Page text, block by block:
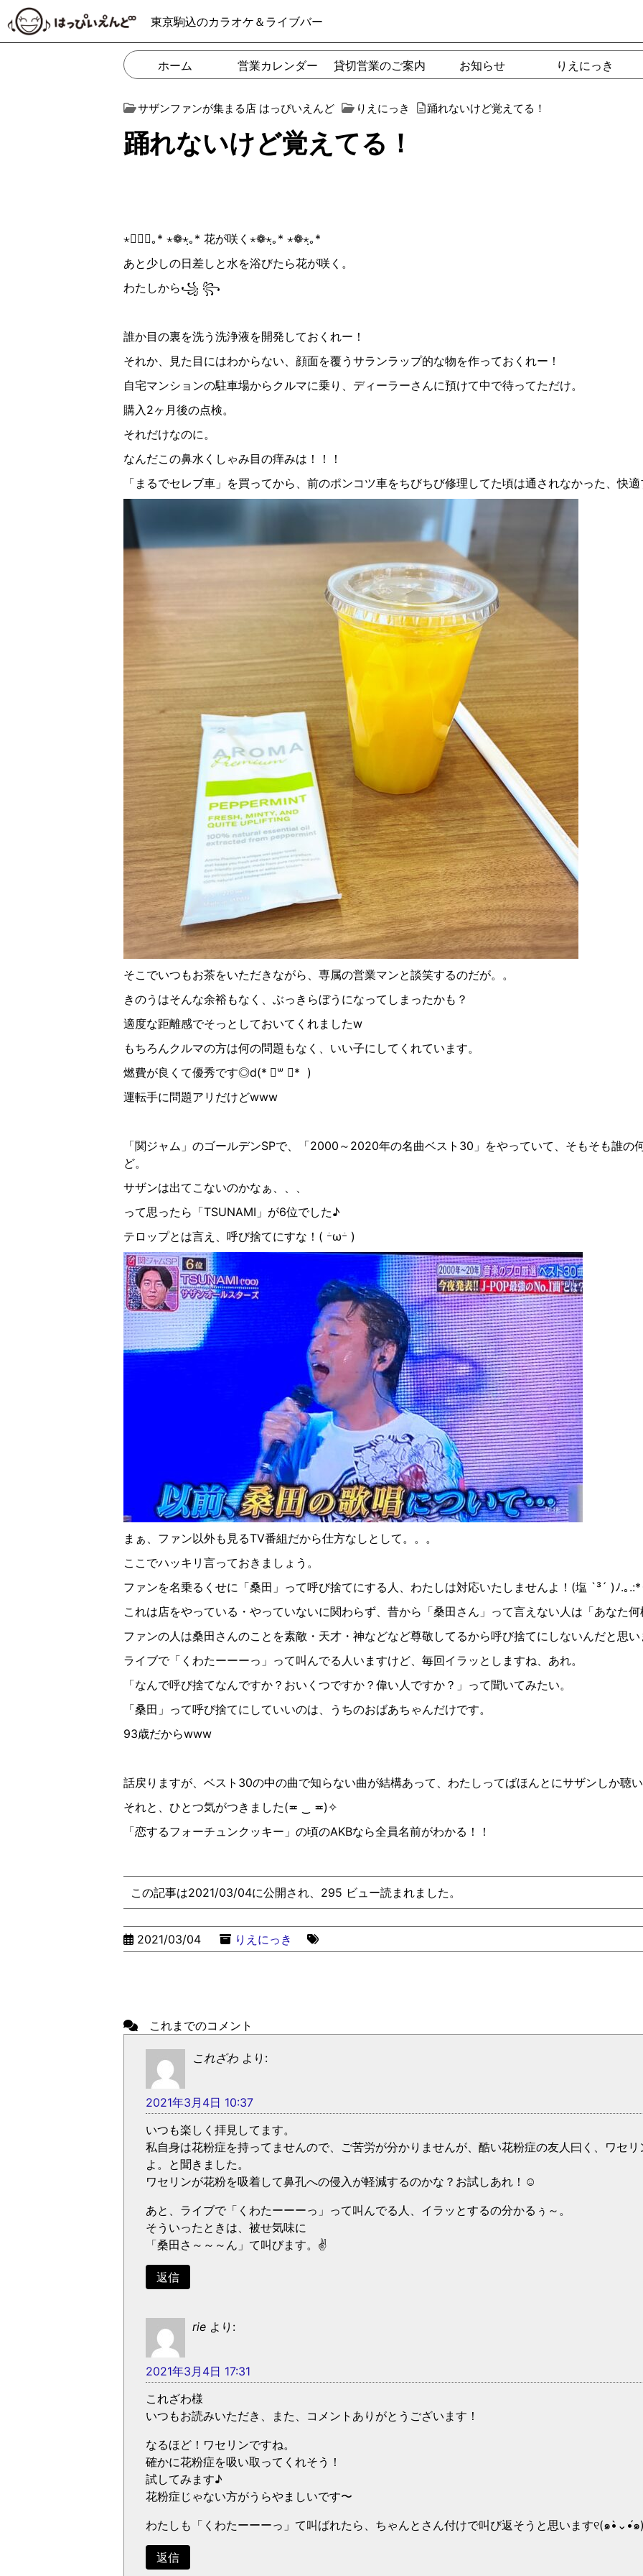
東京駒込のカラオケ＆ライブバー
ホーム 営業カレンダー 貸切営業のご案内 お知らせ りえにっき
サザンファンが集まる店 はっぴいえんど りえにっき 踊れないけど覚えてる！
踊れないけど覚えてる！
⋆❁⋆｡ * ⋆❁⋆｡ * 花が咲く ⋆❁⋆｡ * ⋆❁⋆｡ *
あと少しの日差しと水を浴びたら花が咲く。
わたしから꧁ ꧂
誰か目の裏を洗う洗浄液を開発しておくれー！
それか、見た目にはわからない、顔面を覆うサランラップ的な物を作っておくれー！
自宅マンションの駐車場からクルマに乗り、ディーラーさんに預けて中で待ってただけ。
購入2ヶ月後の点検。
それだけなのに。
なんだこの鼻水くしゃみ目の痒みは！！！
「まるでセレブ車」を買ってから、前のポンコツ車をちびちび修理してた頃は通されなかった、快
そこでいつもお茶をいただきながら、専属の営業マンと談笑するのだが。。
きのうはそんな余裕もなく、ぶっきらぼうになってしまったかも？
適度な距離感でそっとしておいてくれましたw
もちろんクルマの方は何の問題もなく、いい子にしてくれています。
燃費が良くて優秀です◎d(* ॑꒳ ॑* )
運転手に問題アリだけどwww
「関ジャム」のゴールデンSPで、「2000 ～ 2020年の名曲ベスト 30 」をやっていて、そもそも誰の
ど。
サザンは出てこないのかなぁ、、、
って思ったら「TSUNAMI 」が6位でした♪
テロップとは言え、呼び捨てにすな！ ( ｰ̀ωｰ́ )
まぁ、ファン以外も見るTV番組だから仕方なしとして。。。
ここでハッキリ言っておきましょう。
ファンを名乗るくせに「桑田」って呼び捨てにする人、わたしは対応いたしませんよ！ (塩 `³´ )ﾉ.｡ .:*
これは店をやっている・やっていないに関わらず、昔から「桑田さん」って言えない人は「あなた
ファンの人は桑田さんのことを素敵・天才・神などなど尊敬してるから呼び捨てにしないんだと思
ライブで「くわたーーーっ」って叫んでる人いますけど、毎回イラッとしますね、あれ。
「なんで呼び捨てなんですか？おいくつですか？偉い人ですか？」って聞いてみたい。
「桑田」って呼び捨てにしていいのは、うちのおばあちゃんだけです。
93歳だからwww
話戻りますが、ベスト 30の中の曲で知らない曲が結構あって、わたしってばほんとにサザンしか聴
それと、ひとつ気がつきました(≖ ≖)✧
「恋するフォーチュンクッキー」の頃のAKBなら全員名前がわかる！！
この記事は2021/03/04に公開され、295 ビュー読まれました。
2021/03/04 りえにっき
これまでのコメント
これざわ より:
2021年3月4日 10:37
いつも楽しく拝見してます。
私自身は花粉症を持ってませんので、ご苦労が分かりませんが、酷い花粉症の友人曰く、ワセリ
よ。と聞きました。
ワセリンが花粉を吸着して鼻孔への侵入が軽減するのかな？お試しあれ！☺
あと、ライブで「くわたーーーっ」って叫んでる人、イラッとするの分かるぅ～。
そういったときは、被せ気味に
「桑田さ～～～ん」て叫びます。✌
返信
rie より:
2021年3月4日 17:31
これざわ様
いつもお読みいただき、また、コメントありがとうございます！
なるほど！ワセリンですね。
確かに花粉症を吸い取ってくれそう！
試してみます♪
花粉症じゃない方がうらやましいです〜
わたしも「くわたーーーっ」て叫ばれたら、ちゃんとさん付けで叫び返そうと思います୧(๑•̀⌄•́
返信